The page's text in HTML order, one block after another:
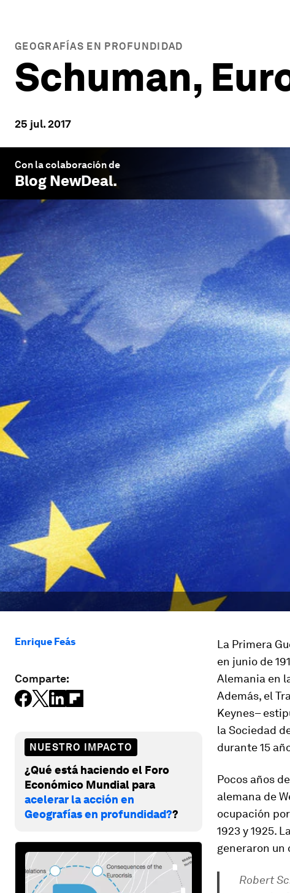
GEOGRAFÍAS EN PROFUNDIDAD
Schuman,
25 jul. 2017
Con la colaboración de
Blog NewDeal.
Enrique Feás
Comparte:
NUESTRO IMPACTO
¿Qué está haciendo el Foro
Económico Mundial para
acelerar la acción en
Geografías en profundidad??
La Primera
en junio de
Alemania en
Además, el
Keynes–
la Sociedad
durante 15
Pocos años
alemana de
ocupación
1923 y 1925.
generaron un
Robert